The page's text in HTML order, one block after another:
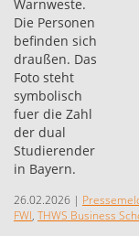
26.02.2026 |
FWI, THWS Business